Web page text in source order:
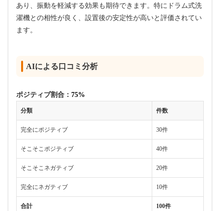
あり、振動を軽減する効果も期待できます。特にドラム式洗
濯機との相性が良く、設置後の安定性が高いと評価されてい
ます。
AIによる口コミ分析
ポジティブ割合： 75%
分類 件数
完全にポジティブ 30件
そこそこポジティブ 40件
そこそこネガティブ 20件
完全にネガティブ 10件
合計 100件